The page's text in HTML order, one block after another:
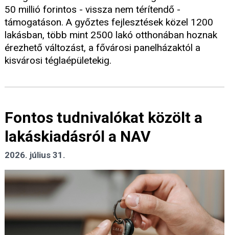
50 millió forintos - vissza nem térítendő -
támogatáson. A győztes fejlesztések közel 1200
lakásban, több mint 2500 lakó otthonában hoznak
érezhető változást, a fővárosi panelházaktól a
kisvárosi téglaépületekig.
Fontos tudnivalókat közölt a
lakáskiadásról a NAV
2026. július 31.